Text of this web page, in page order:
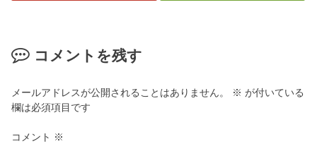
コメントを残す
メールアドレスが公開されることはありません。 ※ が付いている
欄は必須項目です
コメント ※